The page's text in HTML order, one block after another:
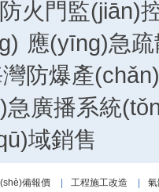
防火門監(jiān)
應(yīng)急
防爆產
廣播系統
域銷售
備報價 工程施工改造